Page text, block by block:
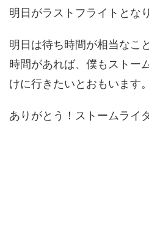
明日がラストフライトとな
明日は待ち時間が相当なこ
時間があれば、僕もストー
けに行きたいとおもいます。
ありがとう！ストームライ